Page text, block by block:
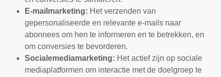
E-mailmarketing: Het verzenden van
gepersonaliseerde en relevante e-mails naar
abonnees om hen te informeren en te betrekken, en
om conversies te bevorderen.
Socialemediamarketing: Het actief zijn op sociale
mediaplatformen om interactie met de doelgroep te